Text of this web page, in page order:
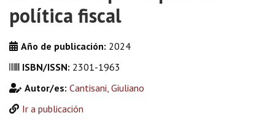
política fiscal
Año de publicación: 2024
ISBN/ISSN: 2301-1963
Autor/es: Cantisani, Giuliano
Ir a publicación